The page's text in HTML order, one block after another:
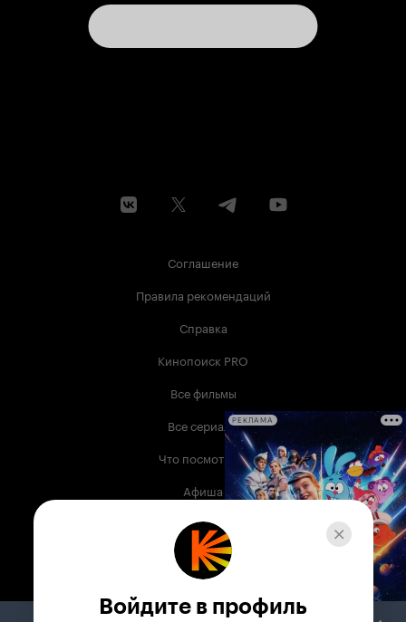
Соглашение
Правила рекомендаций
Справка
Кинопоиск PRO
Все фильмы
Все сериалы
Что посмотреть
Афиша
Музыка
Телепрограмма
РЕКЛАМА
Войдите в профиль